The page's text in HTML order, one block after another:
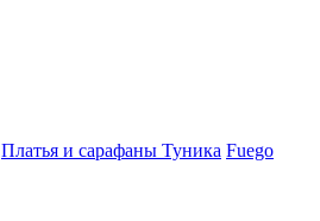
Платья и сарафаны Туника Fuego